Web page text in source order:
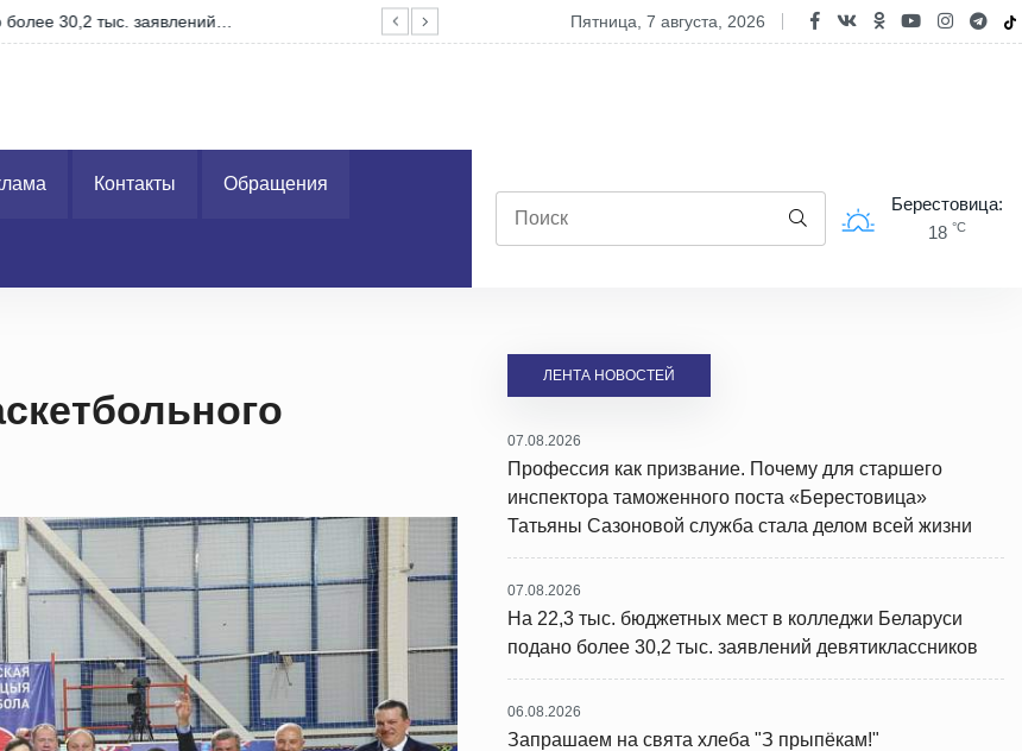
Граница на замке, а сердца - открыты: школьники из Волковыска
пятница, 7 августа, 2026
Контакты Обращения
Берестовица:
18 °C
ЛЕНТА НОВОСТЕЙ
07.08.2026
Профессия как призвание. Почему для старшего
инспектора таможенного поста «Берестовица»
Татьяны Сазоновой служба стала делом всей жизни
07.08.2026
На 22,3 тыс. бюджетных мест в колледжи Беларуси
подано более 30,2 тыс. заявлений девятиклассников
06.08.2026
Запрашаем на свята хлеба "З прыпёкам!"